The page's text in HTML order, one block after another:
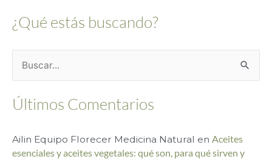
¿Qué estás buscando?
s
a
Últimos Comentarios
Ailin Equipo Florecer Medicina Natural en Aceites
esenciales y aceites vegetales: qué son, para qué sirven y